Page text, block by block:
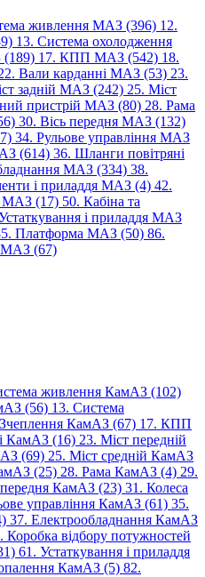
живлення МАЗ (396) 12.
13. Система охолодження
(189) 17. КПП МАЗ (542) 18.
Вали карданні МАЗ (53) 23.
задній МАЗ (242) 25. Міст
пристрій МАЗ (80) 28. Рама
30. Вісь передня МАЗ (132)
34. Рульове управління МАЗ
(614) 36. Шланги повітряні
МАЗ (334) 38.
і приладдя МАЗ (4) 42.
МАЗ (17) 50. Кабіна та
і приладдя МАЗ
Платформа МАЗ (50) 86.
МАЗ (67)
живлення КамАЗ (102)
(56) 13. Система
КамАЗ (67) 17. КПП
КамАЗ (16) 23. Міст передній
(69) 25. Міст средній КамАЗ
(25) 28. Рама КамАЗ (4) 29.
передня КамАЗ (23) 31. Колеса
управління КамАЗ (61) 35.
37. Електрообладнання КамАЗ
Коробка відбору потужностей
61. Устаткування і приладдя
КамАЗ (5) 82.